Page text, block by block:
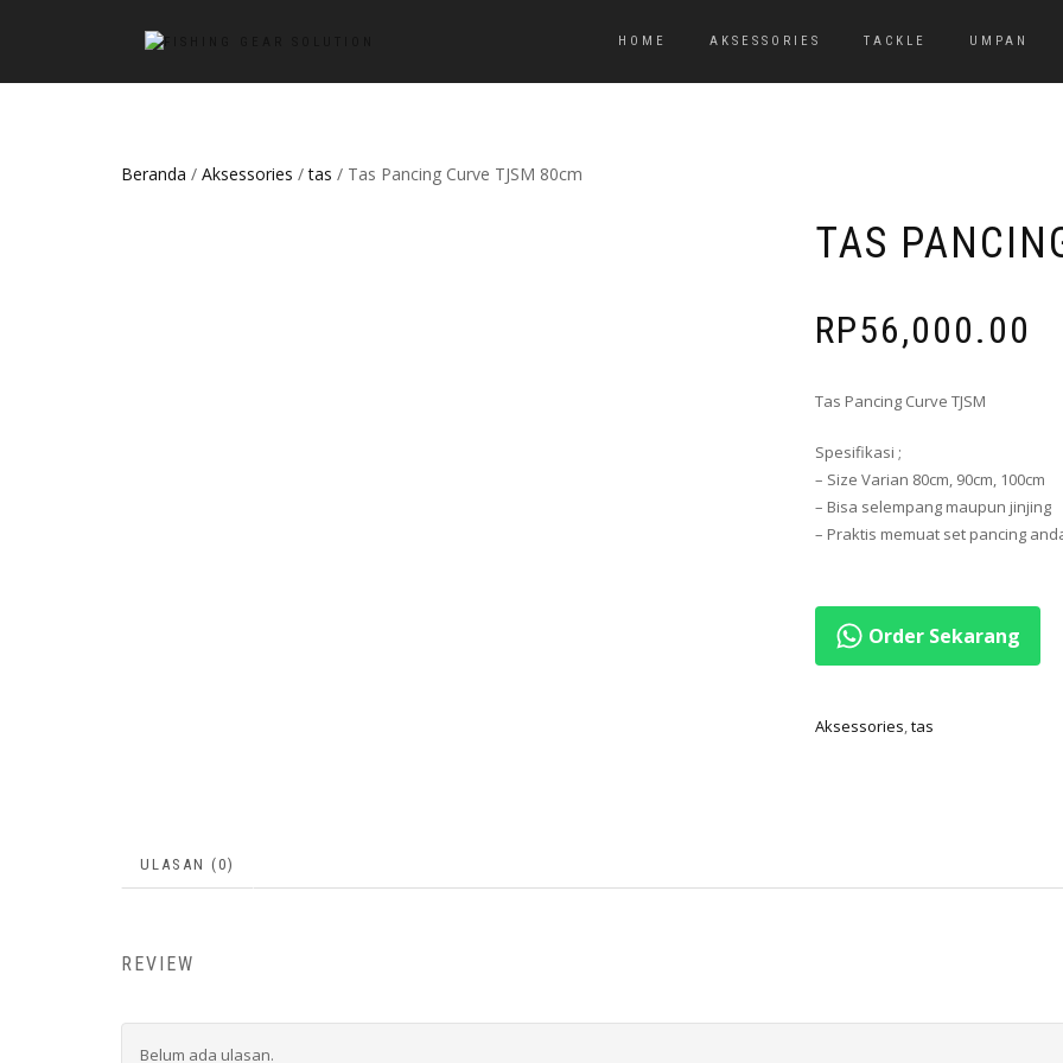
HOME AKSESSORIES TACKLE UMPAN
Beranda / Aksessories /tas / Tas Pancing Curve TJSM 80cm
TAS
RP56,000.00
Tas Pancing Curve TJSM
Spesifikasi ;
– Size Varian 80cm, 90cm, 100cm
– Bisa selempang maupun jinjing
– Praktis memuat set pancing
Order Sekarang
Aksessories,tas
ULASAN (0)
REVIEW
Belum ada ulasan.